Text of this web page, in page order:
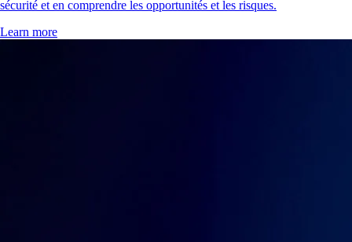
sécurité et en comprendre les opportunités et les risques.
Learn more